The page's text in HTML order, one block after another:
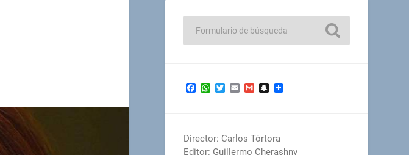
Facebook
WhatsApp
TwitterEmailGmailSnapchat
Director: Carlos Tórtora
Editor: Guillermo Cherashny